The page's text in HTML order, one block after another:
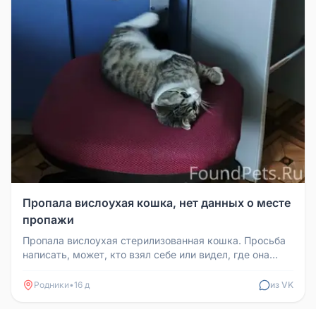
Пропала вислоухая кошка, нет данных о месте
пропажи
Пропала вислоухая стерилизованная кошка. Просьба
написать, может, кто взял себе или видел, где она
Родники•16 д из VK